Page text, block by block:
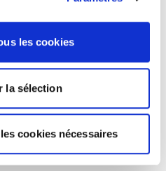
les cookies
la sélection
cookies nécessaires